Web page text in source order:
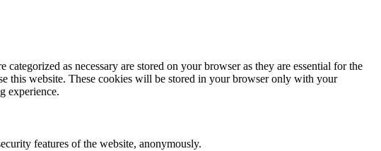
as necessary are stored on your browser as they are essential for the
this website. These cookies will be stored in your browser only with your
experience.
features of the website, anonymously.